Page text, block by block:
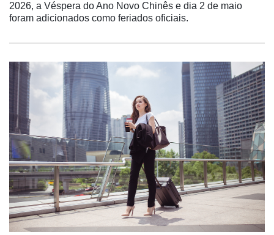
2026, a Véspera do Ano Novo Chinês e dia 2 de maio
foram adicionados como feriados oficiais.